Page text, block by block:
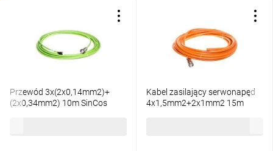
Przewód 3x(2x0,14mm2)+
(2x0,34mm2) 10m SinCos
Kabel zasilający serwonapęd
4x1,5mm2+2x1mm2 15m